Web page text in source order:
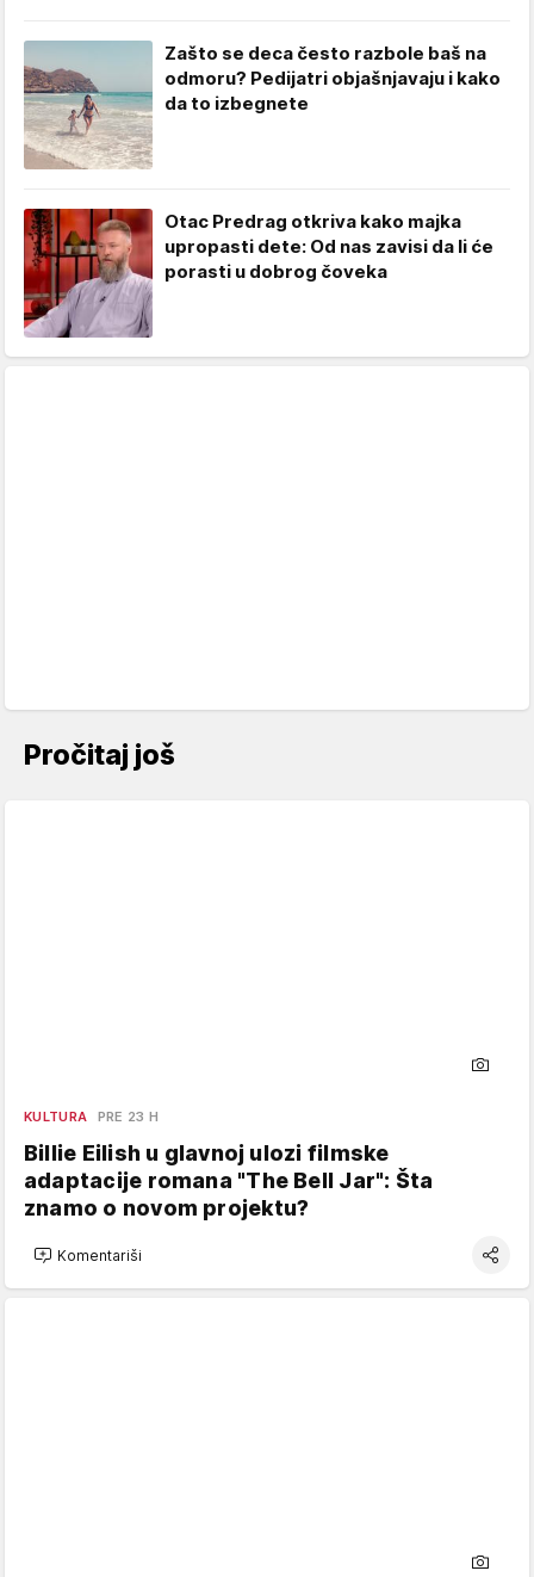
Zašto se deca često razbole baš na
odmoru? Pedijatri objašnjavaju i kako
da to izbegnete
Otac Predrag otkriva kako majka
upropasti dete: Od nas zavisi da li će
porasti u dobrog čoveka
Pročitaj još
KULTURA PRE 23 H
Billie Eilish u glavnoj ulozi filmske
adaptacije romana "The Bell Jar": Šta
znamo o novom projektu?
Komentariši